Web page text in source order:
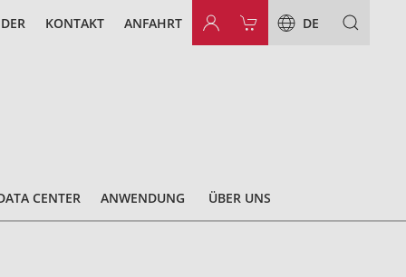
KONTAKT ANFAHRT DE
CENTER ANWENDUNG ÜBER UNS